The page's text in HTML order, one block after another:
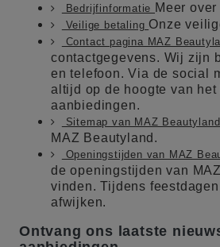
Bedrijfinformatie Meer
Veilige betaling Onze
Contact pagina MAZ
contactgegevens. Wij zijn
en telefoon. Via de social
altijd op de hoogte van
aanbiedingen.
Sitemap van MAZ
MAZ Beautyland.
Openingstijden van MAZ
de openingstijden van
vinden. Tijdens
afwijken.
Ontvang ons laatste